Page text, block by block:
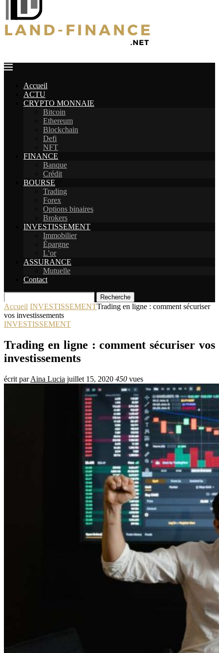
Accueil
ACTU
CRYPTO MONNAIE
Bitcoin
Ethereum
Blockchain
Defi
NFT
FINANCE
Banque
Crédit
BOURSE
Trading
Forex
Options binaires
Brokers
INVESTISSEMENT
Immobilier
Épargne
L’or
ASSURANCE
Mutuelle
Contact
Recherche
Accueil INVESTISSEMENTTrading en ligne : comment sécuriser
vos investissements
INVESTISSEMENT
Trading en ligne : comment sécuriser vos
investissements
écrit parAina Lucia juillet 15, 2020 450 vues